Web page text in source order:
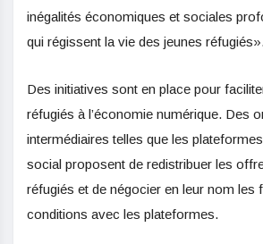
inégalités économiques et sociales
qui régissent la vie des jeunes réfugiés».
Des initiatives sont en place pour
réfugiés à l’économie numérique. Des
intermédiaires telles que les
social proposent de redistribuer les
réfugiés et de négocier en leur nom les
conditions avec les plateformes.